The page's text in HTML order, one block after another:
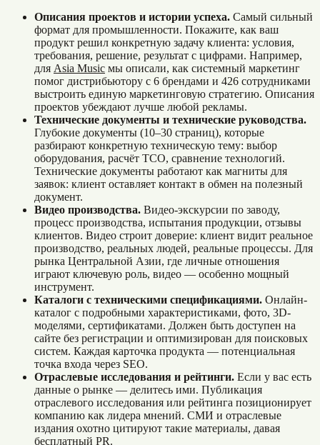
Описания проектов и истории успеха. Самый сильный
формат для промышленности. Покажите, как ваш
продукт решил конкретную задачу клиента: условия,
требования, решение, результат с цифрами. Например,
для Asia Music мы описали, как системный маркетинг
помог дистрибьютору с 6 брендами и 426 сотрудниками
выстроить единую маркетинговую стратегию. Описания
проектов убеждают лучше любой рекламы.
Технические документы и технические руководства.
Глубокие документы (10–30 страниц), которые
разбирают конкретную техническую тему: выбор
оборудования, расчёт TCO, сравнение технологий.
Технические документы работают как магниты для
заявок: клиент оставляет контакт в обмен на полезный
документ.
Видео производства. Видео-экскурсии по заводу,
процесс производства, испытания продукции, отзывы
клиентов. Видео строит доверие: клиент видит реальное
производство, реальных людей, реальные процессы. Для
рынка Центральной Азии, где личные отношения
играют ключевую роль, видео — особенно мощный
инструмент.
Каталоги с техническими спецификациями. Онлайн-
каталог с подробными характеристиками, фото, 3D-
моделями, сертификатами. Должен быть доступен на
сайте без регистрации и оптимизирован для поисковых
систем. Каждая карточка продукта — потенциальная
точка входа через SEO.
Отраслевые исследования и рейтинги. Если у вас есть
данные о рынке — делитесь ими. Публикация
отраслевого исследования или рейтинга позиционирует
компанию как лидера мнений. СМИ и отраслевые
издания охотно цитируют такие материалы, давая
бесплатный PR.